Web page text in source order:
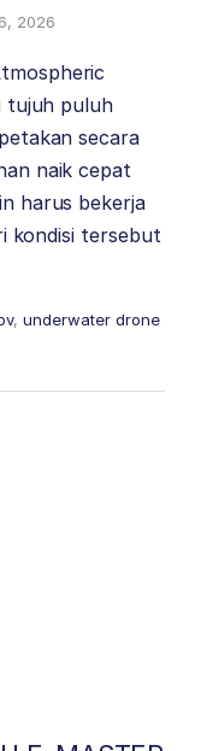
2026
tujuh puluh
secara
naik cepat
harus bekerja
kondisi tersebut
, underwater drone